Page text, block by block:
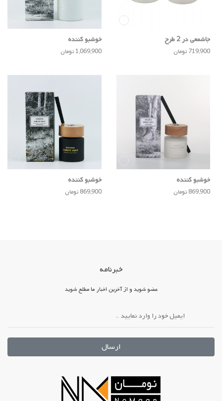
جاشمعی در 2 طرح
719,900 تومان
خوشبو کننده
1,069,900 تومان
خوشبو کننده
869,900 تومان
خوشبو کننده
869,900 تومان
خبرنامه
عضو شوید و از آخرین اخبار ما مطلع شوید
ارسال